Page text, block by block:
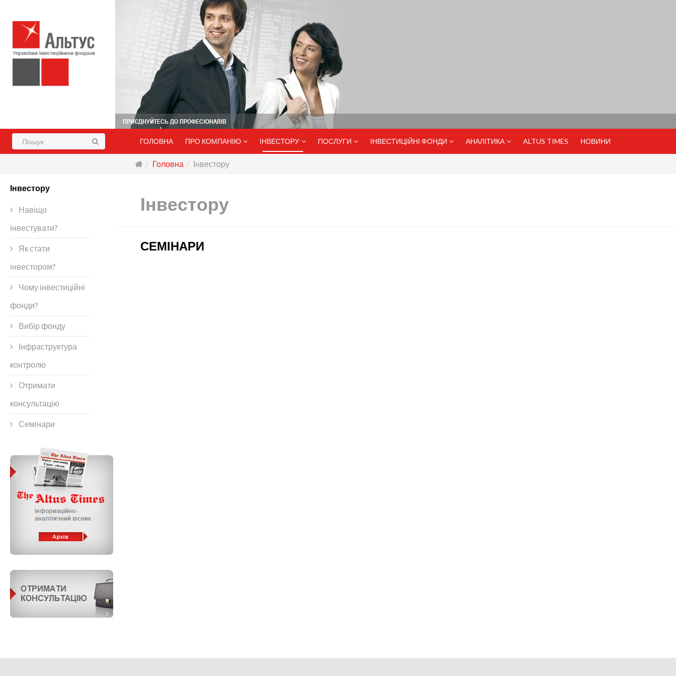
ГОЛОВНА ПРО КОМПАНІЮ ІНВЕСТОРУ ПОСЛУГИ ІНВЕСТИЦІЙНІ ФОНДИ АНАЛІТИКА ALTUS TIMES НОВИНИ
Головна Інвестору
Інвестору
Навіщо
інвестувати?
Як стати
інвестором?
Чому інвестиційні
фонди?
Вибір фонду
Інфраструктура
контролю
Отримати
консультацію
Семінари
Інвестору
СЕМІНАРИ